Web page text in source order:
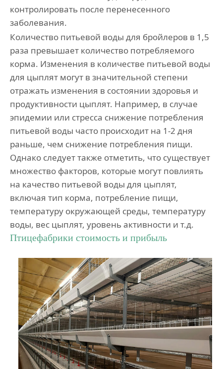
контролировать после перенесенного
заболевания.
Количество питьевой воды для бройлеров в 1,5
раза превышает количество потребляемого
корма. Изменения в количестве питьевой воды
для цыплят могут в значительной степени
отражать изменения в состоянии здоровья и
продуктивности цыплят. Например, в случае
эпидемии или стресса снижение потребления
питьевой воды часто происходит на 1-2 дня
раньше, чем снижение потребления пищи.
Однако следует также отметить, что существует
множество факторов, которые могут повлиять
на качество питьевой воды для цыплят,
включая тип корма, потребление пищи,
температуру окружающей среды, температуру
воды, вес цыплят, уровень активности и т.д.
Птицефабрики стоимость и прибыль